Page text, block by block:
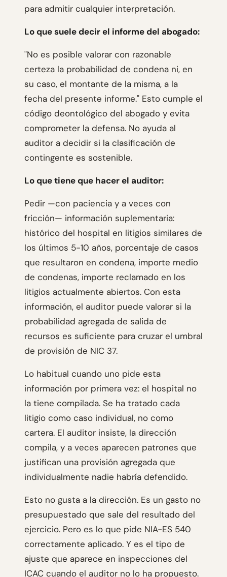
para admitir cualquier interpretación.
Lo que suele decir el informe del abogado:
"No es posible valorar con razonable
certeza la probabilidad de condena ni, en
su caso, el montante de la misma, a la
fecha del presente informe." Esto cumple el
código deontológico del abogado y evita
comprometer la defensa. No ayuda al
auditor a decidir si la clasificación de
contingente es sostenible.
Lo que tiene que hacer el auditor:
Pedir —con paciencia y a veces con
fricción— información suplementaria:
histórico del hospital en litigios similares de
los últimos 5-10 años, porcentaje de casos
que resultaron en condena, importe medio
de condenas, importe reclamado en los
litigios actualmente abiertos. Con esta
información, el auditor puede valorar si la
probabilidad agregada de salida de
recursos es suficiente para cruzar el umbral
de provisión de NIC 37.
Lo habitual cuando uno pide esta
información por primera vez: el hospital no
la tiene compilada. Se ha tratado cada
litigio como caso individual, no como
cartera. El auditor insiste, la dirección
compila, y a veces aparecen patrones que
justifican una provisión agregada que
individualmente nadie habría defendido.
Esto no gusta a la dirección. Es un gasto no
presupuestado que sale del resultado del
ejercicio. Pero es lo que pide NIA-ES 540
correctamente aplicado. Y es el tipo de
ajuste que aparece en inspecciones del
ICAC cuando el auditor no lo ha propuesto.